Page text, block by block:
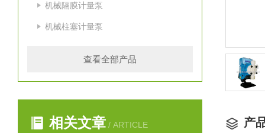
机械隔膜计量泵
机械柱塞计量泵
查看全部产品
相关文章 / ARTICLE 产